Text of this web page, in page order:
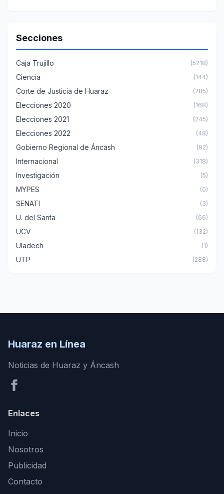
Secciones
Caja Trujillo (5218)
Ciencia (144)
Corte de Justicia de Huaraz (285)
Elecciones 2020 (168)
Elecciones 2021 (245)
Elecciones 2022 (48)
Gobierno Regional de Áncash (92)
Internacional (318)
Investigación (5)
MYPES (0)
SENATI (3)
U. del Santa (66)
UCV (132)
Uladech (1)
UTP (288)
Huaraz en Línea
Noticias de Huaraz y Áncash
Enlaces
Inicio
Nosotros
Publicidad
Contacto